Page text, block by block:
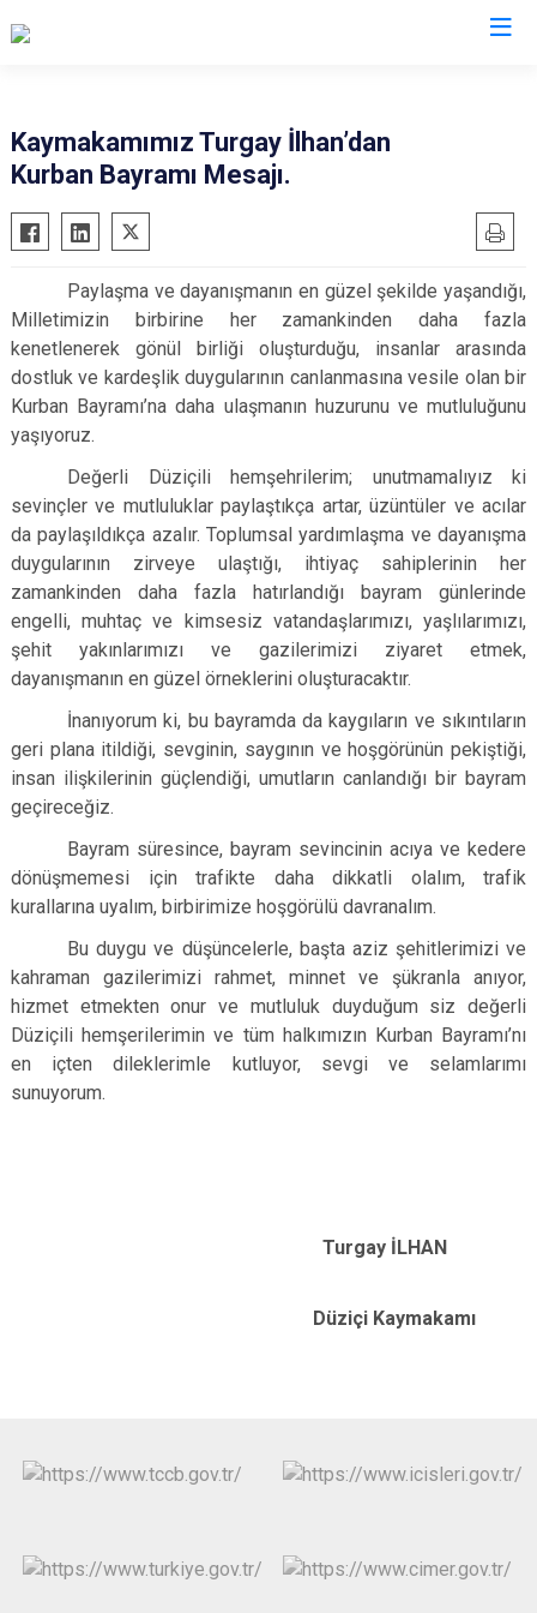
Bahçe
Düziçi
Sumbas
Toprakkale
Kaymakamımız Turgay İlhan’dan
Kurban Bayramı Mesajı.
Paylaşma ve dayanışmanın en güzel şekilde yaşandığı,
Milletimizin birbirine her zamankinden daha fazla
kenetlenerek gönül birliği oluşturduğu, insanlar arasında
dostluk ve kardeşlik duygularının canlanmasına vesile olan bir
Kurban Bayramı’na daha ulaşmanın huzurunu ve mutluluğunu
yaşıyoruz.
Değerli Düziçili hemşehrilerim; unutmamalıyız ki
sevinçler ve mutluluklar paylaştıkça artar, üzüntüler ve acılar
da paylaşıldıkça azalır. Toplumsal yardımlaşma ve dayanışma
duygularının zirveye ulaştığı, ihtiyaç sahiplerinin her
zamankinden daha fazla hatırlandığı bayram günlerinde
engelli, muhtaç ve kimsesiz vatandaşlarımızı, yaşlılarımızı,
şehit yakınlarımızı ve gazilerimizi ziyaret etmek,
dayanışmanın en güzel örneklerini oluşturacaktır.
İnanıyorum ki, bu bayramda da kaygıların ve sıkıntıların
geri plana itildiği, sevginin, saygının ve hoşgörünün pekiştiği,
insan ilişkilerinin güçlendiği, umutların canlandığı bir bayram
geçireceğiz.
Bayram süresince, bayram sevincinin acıya ve kedere
dönüşmemesi için trafikte daha dikkatli olalım, trafik
kurallarına uyalım, birbirimize hoşgörülü davranalım.
Bu duygu ve düşüncelerle, başta aziz şehitlerimizi ve
kahraman gazilerimizi rahmet, minnet ve şükranla anıyor,
hizmet etmekten onur ve mutluluk duyduğum siz değerli
Düziçili hemşerilerimin ve tüm halkımızın Kurban Bayramı’nı
en içten dileklerimle kutluyor, sevgi ve selamlarımı
sunuyorum.
Turgay İLHAN
Düziçi Kaymakamı